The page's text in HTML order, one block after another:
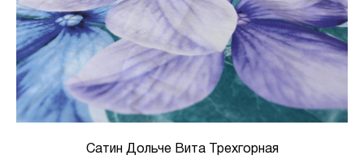
Сатин Дольче Вита Трехгорная